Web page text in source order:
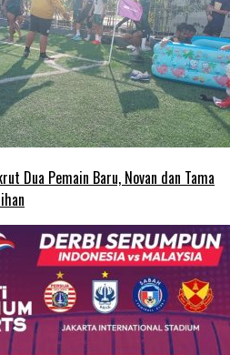
Dua Pemain Baru, Novan dan Tama